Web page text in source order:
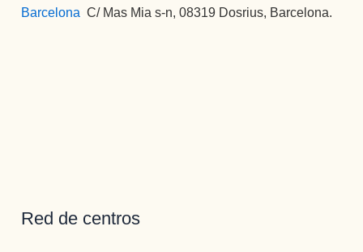
Barcelona :C/ Mas Mia s-n, 08319 Dosrius, Barcelona.
Red de centros